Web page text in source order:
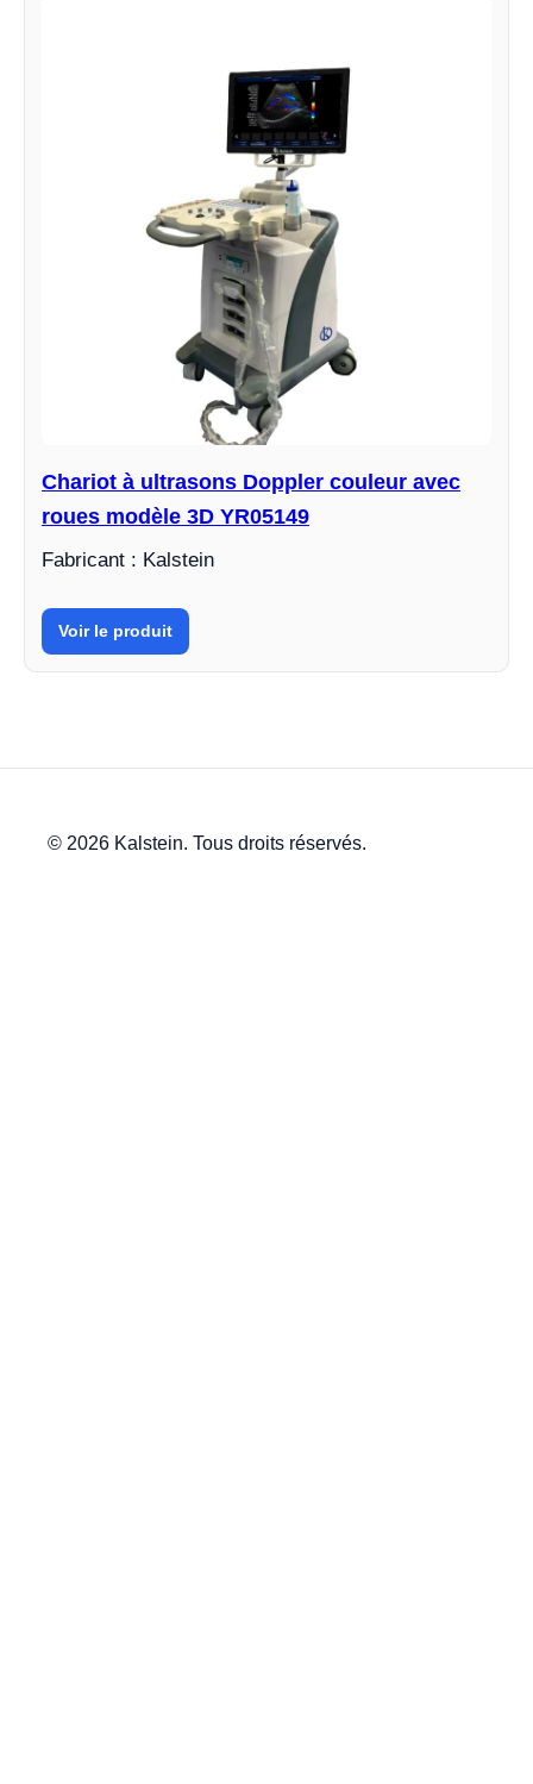
Chariot à ultrasons Doppler couleur avec
roues modèle 3D YR05149
Fabricant : Kalstein
Voir le produit
© 2026 Kalstein. Tous droits réservés.